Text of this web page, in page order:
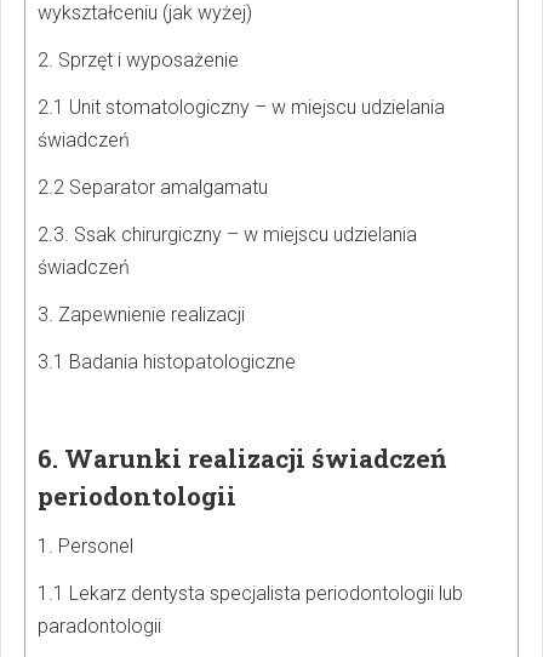
wykształceniu (jak wyżej)
2. Sprzęt i wyposażenie
2.1 Unit stomatologiczny – w miejscu udzielania
świadczeń
2.2 Separator amalgamatu
2.3. Ssak chirurgiczny – w miejscu udzielania
świadczeń
3. Zapewnienie realizacji
3.1 Badania histopatologiczne
6. Warunki realizacji świadczeń
periodontologii
1. Personel
1.1 Lekarz dentysta specjalista periodontologii lub
paradontologii